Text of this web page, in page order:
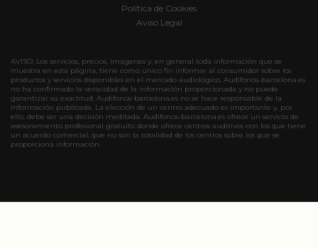
Política de Cookies
Aviso Legal
AVISO: Los servicios, precios, imágenes y, en general toda información que se
muestra en esta página, tiene como único fin informar al consumidor sobre los
productos y servicios disponibles en el mercado audiológico. Audifonos-barcelona.es
no ha confirmado la veracidad de la información proporcionada y no puede
garantizar su exactitud. Audifonos-barcelona.es no se hace responsable de la
información publicada. La elección de un centro adecuado es importante y, por
ello, debe ser una decisión meditada. Audifonos-barcelona.es ofrece un servicio de
asesoramiento profesional gratuito donde ofrece centros auditivos con los que tiene
un acuerdo comercial, que no son la totalidad de los centros sobre los que se
proporciona información.